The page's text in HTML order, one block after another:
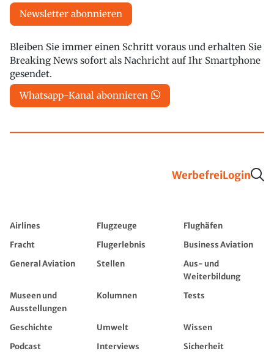
Newsletter abonnieren
Bleiben Sie immer einen Schritt voraus und erhalten Sie
Breaking News sofort als Nachricht auf Ihr Smartphone
gesendet.
Whatsapp-Kanal abonnieren
WerbefreiLogin
Airlines Flugzeuge
Flughäfen
Fracht
Flugerlebnis
Business Aviation
General Aviation
Stellen
Aus- und
Weiterbildung
Museen und
Ausstellungen
Kolumnen Tests
Geschichte Umwelt
Wissen
Podcast
Interviews
Sicherheit